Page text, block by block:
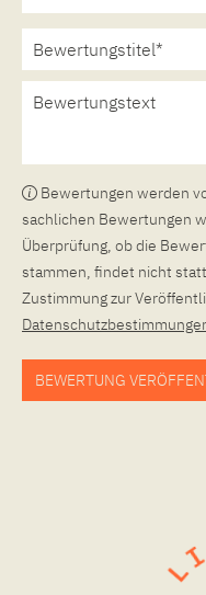
Bewertungen werden
sachlichen Bewertungen
Überprüfung, ob die
stammen, findet nicht
Zustimmung zur
BEWERTUNG